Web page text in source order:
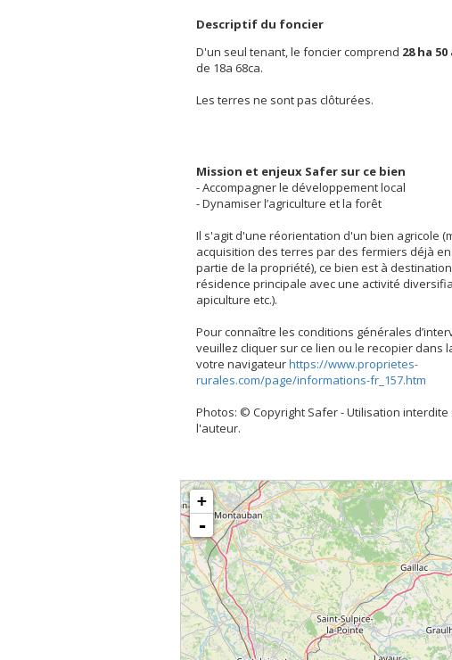
Descriptif du foncier
D'un seul tenant, le foncier comprend 28 ha 50
de 18a 68ca.
Les terres ne sont pas clôturées.
Mission et enjeux Safer sur ce bien
- Accompagner le développement local
- Dynamiser l’agriculture et la forêt
Il s'agit d'une réorientation d'un bien agricole
acquisition des terres par des fermiers déjà
partie de la propriété), ce bien est à
résidence principale avec une activité
apiculture etc.).
Pour connaître les conditions générales
veuillez cliquer sur ce lien ou le recopier dans
votre navigateurhttps://www.proprietes-
rurales.com/page/informations-fr_157.htm
Photos: © Copyright Safer - Utilisation interdite
l'auteur.
+
-